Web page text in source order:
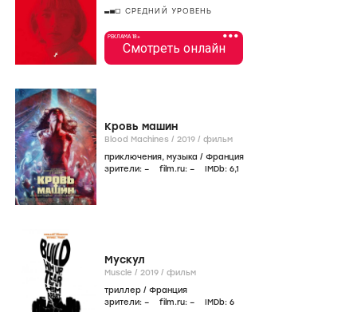
СРЕДНИЙ УРОВЕНЬ
•••
РЕКЛАМА 18+
Смотреть онлайн
Кровь машин
Blood Machines / 2019 / фильм
приключения, музыка / Франция
зрители: – film.ru: – IMDb: 6,1
Мускул
Muscle / 2019 / фильм
триллер / Франция
зрители: – film.ru: – IMDb: 6